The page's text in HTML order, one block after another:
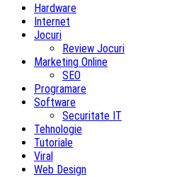
Hardware
Internet
Jocuri
Review Jocuri
Marketing Online
SEO
Programare
Software
Securitate IT
Tehnologie
Tutoriale
Viral
Web Design